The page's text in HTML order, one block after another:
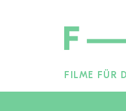
FILME FÜR